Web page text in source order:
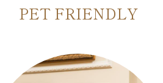
PET FRIENDLY